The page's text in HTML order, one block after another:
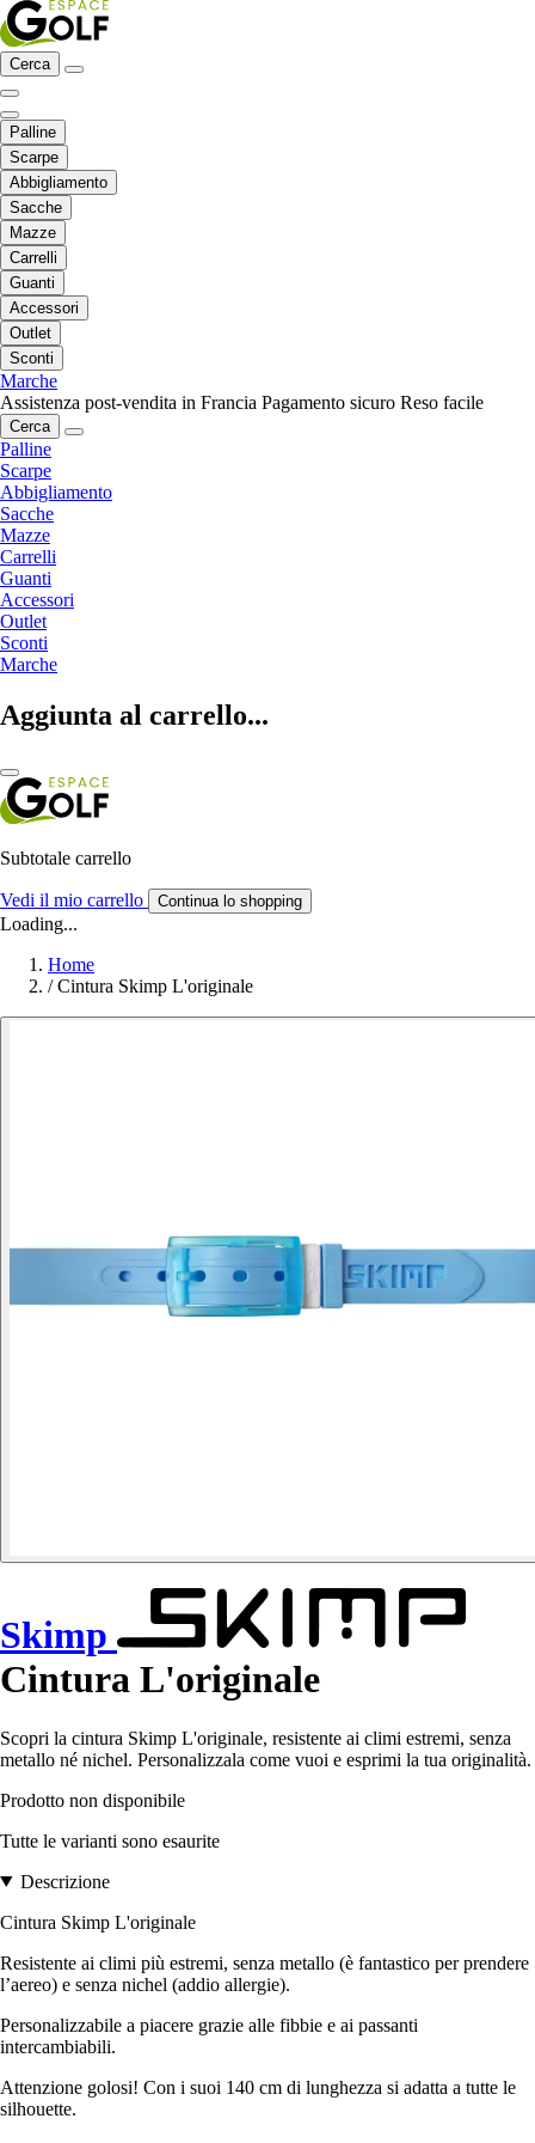
Cerca
Palline
Scarpe
Abbigliamento
Sacche
Mazze
Carrelli
Guanti
Accessori
Outlet
Sconti
Marche
Assistenza post-vendita in Francia Pagamento sicuro Reso facile
Cerca
Palline
Scarpe
Abbigliamento
Sacche
Mazze
Carrelli
Guanti
Accessori
Outlet
Sconti
Marche
Aggiunta al carrello...
Subtotale carrello
Vedi il mio carrello Continua lo shopping
Loading...
Home
/ Cintura Skimp L'originale
Skimp
Cintura L'originale
Scopri la cintura Skimp L'originale, resistente ai climi estremi, senza
metallo né nichel. Personalizzala come vuoi e esprimi la tua originalità.
Prodotto non disponibile
Tutte le varianti sono esaurite
Descrizione
Cintura Skimp L'originale
Resistente ai climi più estremi, senza metallo (è fantastico per prendere
l’aereo) e senza nichel (addio allergie).
Personalizzabile a piacere grazie alle fibbie e ai passanti
intercambiabili.
Attenzione golosi! Con i suoi 140 cm di lunghezza si adatta a tutte le
silhouette.